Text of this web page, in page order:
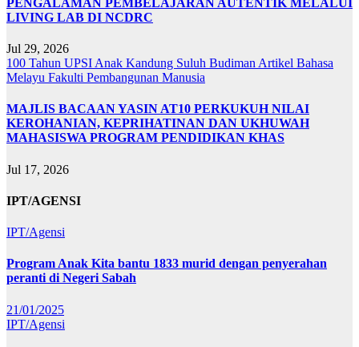
LIVING LAB DI NCDRC
Jul 29, 2026
100 Tahun UPSI Anak Kandung Suluh Budiman Artikel Bahasa
Melayu Fakulti Pembangunan Manusia
MAJLIS BACAAN YASIN AT10 PERKUKUH NILAI
KEROHANIAN, KEPRIHATINAN DAN UKHUWAH
MAHASISWA PROGRAM PENDIDIKAN KHAS
Jul 17, 2026
IPT/AGENSI
IPT/Agensi
Program Anak Kita bantu 1833 murid dengan penyerahan
peranti di Negeri Sabah
21/01/2025
IPT/Agensi